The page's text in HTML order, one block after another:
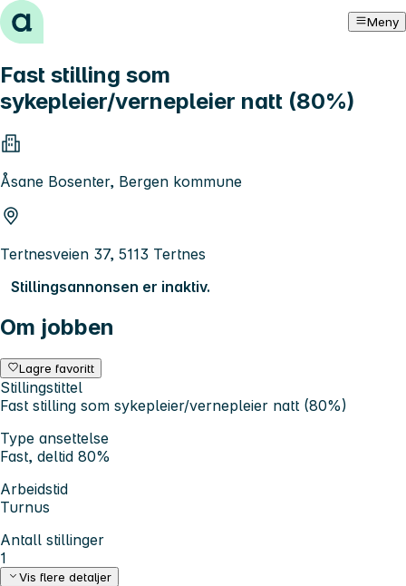
Hopp til innhold Meny
Fast stilling som
sykepleier/vernepleier natt (80%)
Åsane Bosenter, Bergen kommune
Tertnesveien 37, 5113 Tertnes
Stillingsannonsen er inaktiv.
Om jobben
Lagre favoritt
Stillingstittel
Fast stilling som sykepleier/vernepleier natt (80%)
Type ansettelse
Fast, deltid 80%
Arbeidstid
Turnus
Antall stillinger
1
Vis flere detaljer